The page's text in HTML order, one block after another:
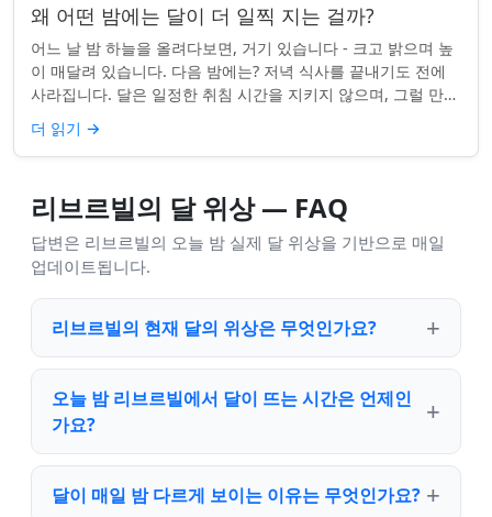
왜 어떤 밤에는 달이 더 일찍 지는 걸까?
어느 날 밤 하늘을 올려다보면, 거기 있습니다 - 크고 밝으며 높
이 매달려 있습니다. 다음 밤에는? 저녁 식사를 끝내기도 전에
사라집니다. 달은 일정한 취침 시간을 지키지 않으며, 그럴 만한
좋은 이유가 있습니다. ...
더 읽기 →
리브르빌의 달 위상 — FAQ
답변은 리브르빌의 오늘 밤 실제 달 위상을 기반으로 매일
업데이트됩니다.
리브르빌의 현재 달의 위상은 무엇인가요?
오늘 밤 리브르빌에서 달이 뜨는 시간은 언제인
가요?
달이 매일 밤 다르게 보이는 이유는 무엇인가요?